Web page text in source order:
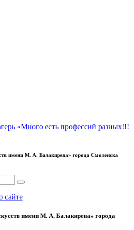
«Много есть профессий разных!!!
имени М. А. Балакирева» города Смоленска
сайте
имени М. А. Балакирева» города